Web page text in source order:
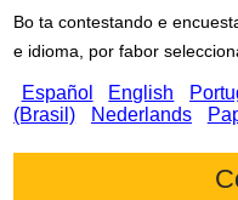
Bo ta contestando e
e idioma, por fabor
Español English
(Brasil)
Nederlands